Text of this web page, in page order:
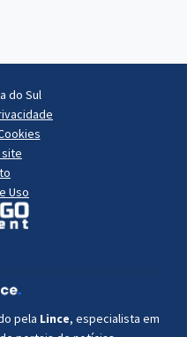
do Sul
Uso
pela Lince, especialista em